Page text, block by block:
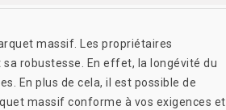
massif. Les propriétaires
robustesse. En effet, la longévité du
En plus de cela, il est possible de
massif conforme à vos exigences et